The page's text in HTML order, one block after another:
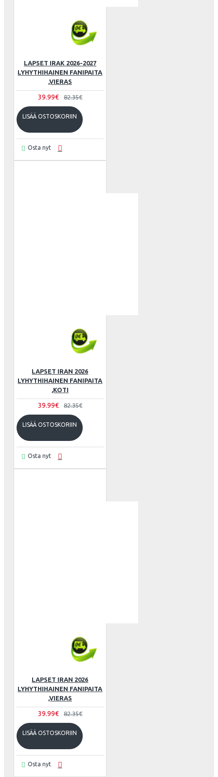
LAPSET IRAK 2026-2027
LYHYTHIHAINEN FANIPAITA
,VIERAS
39.99€ 82.35€
LISÄÄ OSTOSKORIIN
Osta nyt
LAPSET IRAN 2026
LYHYTHIHAINEN FANIPAITA
,KOTI
39.99€ 82.35€
LISÄÄ OSTOSKORIIN
Osta nyt
LAPSET IRAN 2026
LYHYTHIHAINEN FANIPAITA
,VIERAS
39.99€ 82.35€
LISÄÄ OSTOSKORIIN
Osta nyt